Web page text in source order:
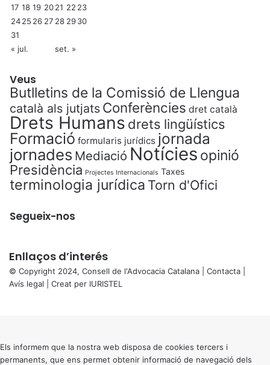
17 18 19 2021 22 23
2425 26 27 28 2930
31
« jul.
set. »
Veus
Butlletins de la Comissió de Llengua
català als jutjats Conferències dret català
Drets Humans drets lingüístics
Formació formularis jurídics jornada
jornades Mediació Notícies opinió
Presidència Projectes Internacionals Taxes
terminologia jurídica Torn d'Ofici
Segueix-nos
Enllaços d’interés
© Copyright 2024, Consell de l'Advocacia Catalana | Contacta
Avís legal | Creat per IURISTEL
button
Els informem que la nostra web disposa de cookies tercers i
permanents, que ens permet obtenir informació de navegació dels